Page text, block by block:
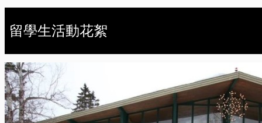
留學生活動花絮